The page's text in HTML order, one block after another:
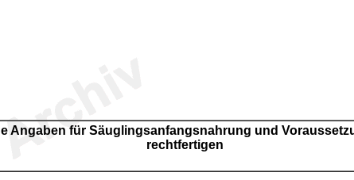
Angaben für Säuglingsanfangsnahrung und
rechtfertigen